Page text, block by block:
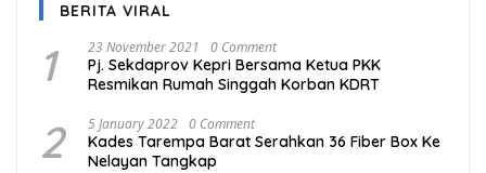
BERITA VIRAL
1 23 November 2021 0 Comment
Pj. Sekdaprov Kepri Bersama Ketua PKK
Resmikan Rumah Singgah Korban KDRT
2 5 January 2022 0 Comment
Kades Tarempa Barat Serahkan 36 Fiber Box Ke
Nelayan Tangkap